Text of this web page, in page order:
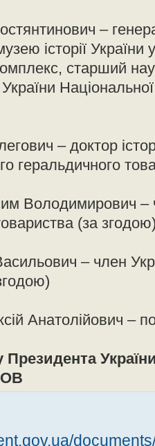
–
історії України у
старший
України
– доктор
геральдичного
Володимирович –
(за
– член
Анатолійович –
Президента